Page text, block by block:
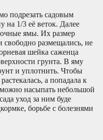
подрезать садовым
на 1/3 её веток. Далее
ямы. Их размер
размещались, не
шейка саженца
грунта. В яму
и уплотнить. Чтобы
а попадала к
насыпать небольшой
уход за ним буде
борьбе с болезнями